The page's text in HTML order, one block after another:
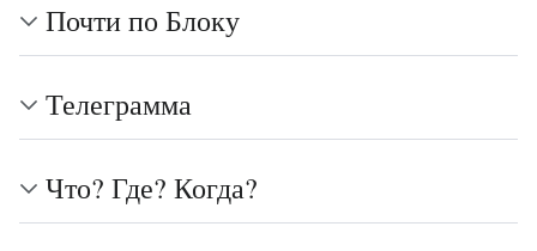
Почти по Блоку
Телеграмма
Что? Где? Когда?